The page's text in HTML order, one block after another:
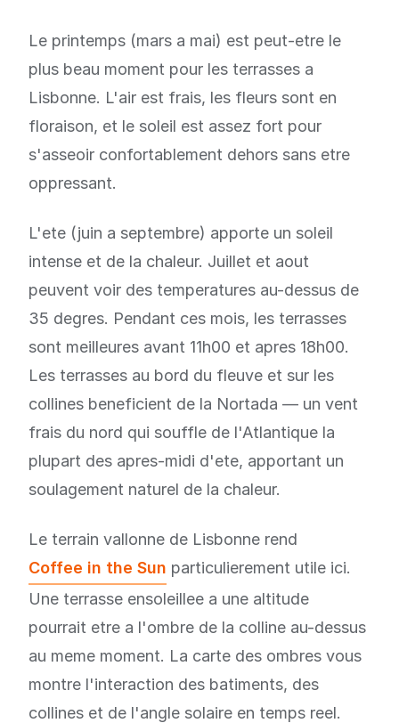
Le printemps (mars a mai) est peut-etre le
plus beau moment pour les terrasses a
Lisbonne. L'air est frais, les fleurs sont en
floraison, et le soleil est assez fort pour
s'asseoir confortablement dehors sans etre
oppressant.
L'ete (juin a septembre) apporte un soleil
intense et de la chaleur. Juillet et aout
peuvent voir des temperatures au-dessus de
35 degres. Pendant ces mois, les terrasses
sont meilleures avant 11h00 et apres 18h00.
Les terrasses au bord du fleuve et sur les
collines beneficient de la Nortada — un vent
frais du nord qui souffle de l'Atlantique la
plupart des apres-midi d'ete, apportant un
soulagement naturel de la chaleur.
Le terrain vallonne de Lisbonne rend
Coffee in the Sun particulierement utile ici.
Une terrasse ensoleillee a une altitude
pourrait etre a l'ombre de la colline au-dessus
au meme moment. La carte des ombres vous
montre l'interaction des batiments, des
collines et de l'angle solaire en temps reel.